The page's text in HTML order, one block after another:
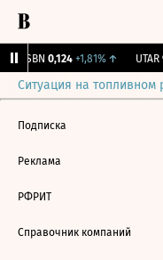
USBN 0,124 +1,81%↑ UTAR
Ситуация на топливном
Подписка
Реклама
РФРИТ
Справочник компаний